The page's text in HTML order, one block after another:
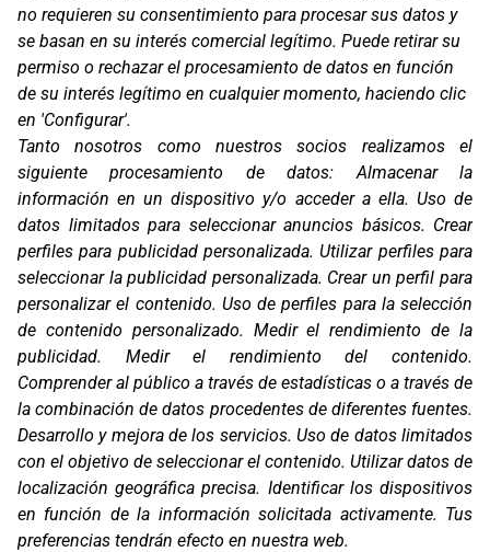
OS-BASE KTM 790 / 890
OS-BASE KTM 690 / HUSQ 701 / GG 700
no requieren su consentimiento para procesar sus datos y
se basan en su interés comercial legítimo. Puede retirar su
permiso o rechazar el procesamiento de datos en función
de su interés legítimo en cualquier momento, haciendo clic
en 'Configurar'.
Tanto nosotros como nuestros socios realizamos el
siguiente procesamiento de datos:Almacenar la
información en un dispositivo y/o acceder a ella. Uso de
datos limitados para seleccionar anuncios básicos. Crear
perfiles para publicidad personalizada.Utilizar perfiles para
seleccionar la publicidad personalizada. Crear un perfil para
personalizar el contenido. Uso de perfiles para la selección
de contenido personalizado. Medir el rendimiento de la
publicidad. Medir el rendimiento del contenido.
Comprender al público a través de estadísticas o a través de
la combinación de datos procedentes de diferentes fuentes.
Desarrollo y mejora de los servicios.Uso de datos limitados
con el objetivo de seleccionar el contenido. Utilizar datos de
localización geográfica precisa. Identificar los dispositivos
en función de la información solicitada activamente. Tus
preferencias tendrán efecto en nuestra web.